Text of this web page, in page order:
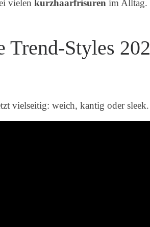
vielen kurzhaarfrisuren im Alltag.
Trend-Styles
vielseitig: weich, kantig oder sleek.